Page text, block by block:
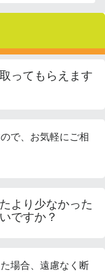
ってもらえます
で、お気軽にご相
より少なかった
ですか？
場合、遠慮なく断